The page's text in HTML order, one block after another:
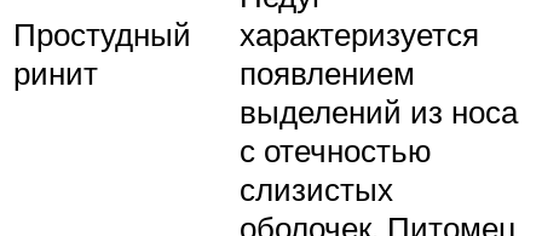
Простудный
ринит
характеризуется
появлением
выделений из носа
с отечностью
слизистых
оболочек. Питомец